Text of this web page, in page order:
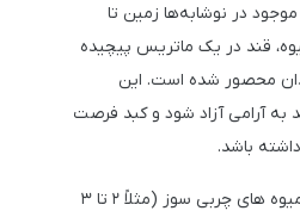
در نوشابه‌ها زمین تا
قند در یک ماتریس پیچیده
محصور شده است. این
به آرامی آزاد شود و کبد فرصت
باشد.
مصرف متعادل بهترین میوه های چربی سوز (مثلاً ۲ تا ۳